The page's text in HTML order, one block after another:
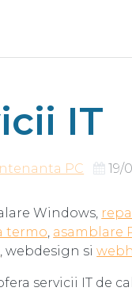
IT
PC 19/
Windows,
termo asamblare
, webdesign si
servicii IT de